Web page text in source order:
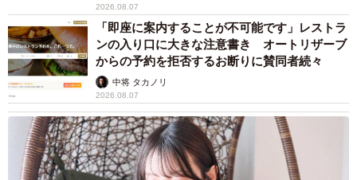
2026.08.07
「即座に案内することが不可能です」レストラ
ンの入り口に大きな注意書き オートリザーブ
からの予約を拒否するお断りに賛同者続々
中将 タカノリ
2026.08.07